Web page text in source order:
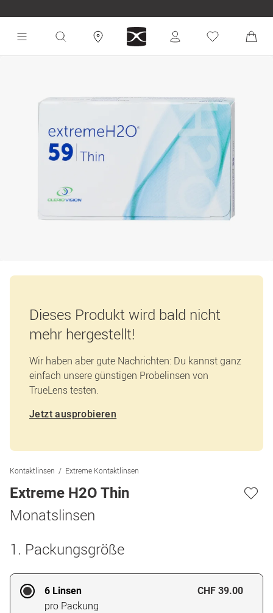
Dieses Produkt wird bald nicht
mehr hergestellt!
Wir haben aber gute Nachrichten: Du kannst ganz
einfach unsere günstigen Probelinsen von
TrueLens testen.
Jetzt ausprobieren
Kontaktlinsen Extreme Kontaktlinsen
Extreme H2O Thin
Monatslinsen
1. Packungsgröße
6 Linsen
pro Packung
CHF 39.00